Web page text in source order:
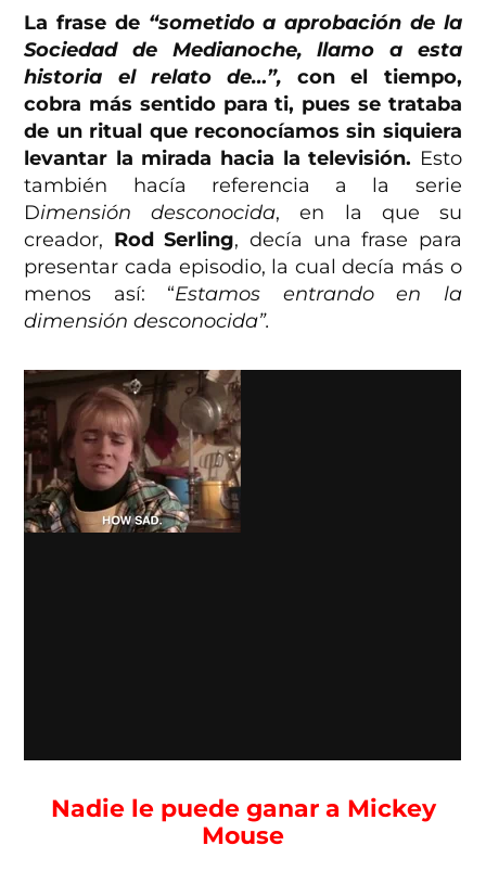
La frase de “sometido a aprobación de la
Sociedad de Medianoche, llamo a esta
historia el relato de…”,con el tiempo,
cobra más sentido para ti, pues se trataba
de un ritual que reconocíamos sin siquiera
levantar la mirada hacia la televisión. Esto
también hacía referencia a la serie
Dimensión desconocida, en la que su
creador, Rod Serling, decía una frase para
presentar cada episodio, la cual decía más o
menos así: “Estamos entrando en la
dimensión desconocida”.
Nadie le puede ganar a Mickey
Mouse